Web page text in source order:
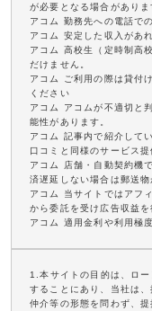
が必要となる場合がありま
アコム 勤務先への電話で
アコム 安定した収入があ
アコム 高校生（定時制高
だけません。
アコム ご利用の際は貸付
ください
アコム アコムが不適切と
能性があります。
アコム 記事内で紹介して
口コミと同様のサービス
アコム 店舗・自動契約機
済遅延しない場合は郵送物
アコム 当サイトではアフ
から委託を受け広告収益
アコム 適用金利や利用極
1.本サイトの目的は、ロ
することにあり、当社は
仲介等の形態を問わず、